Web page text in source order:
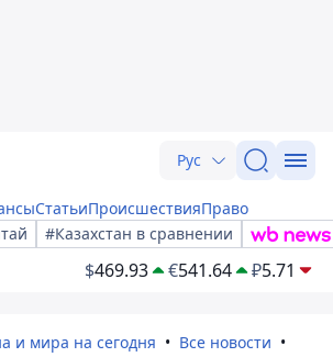
Рус
СтатьиПроисшествияПраво
#Казахстан в сравнении
$469.93 €541.64 ₽5.71
и мира на сегодня
Все новости